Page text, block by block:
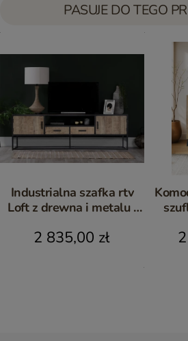
PASUJE DO TEGO
Industrialna szafka rtv
Loft z drewna i metalu |
2 835,00 zł